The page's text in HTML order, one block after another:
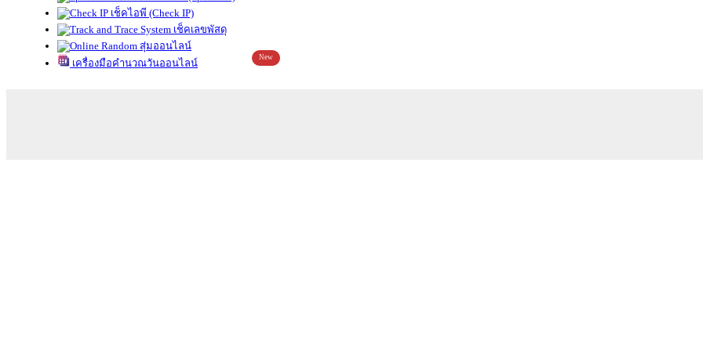
เช็คไอพี (Check IP)
เช็คเลขพัสดุ
สุ่มออนไลน์
เครื่องมือคำนวณวันออนไลน์
New